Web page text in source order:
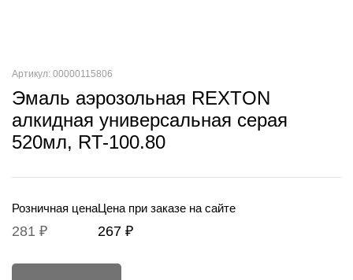
Артикул: 00000115806
Эмаль аэрозольная REXTON
алкидная универсальная серая
520мл, RT-100.80
Розничная цена
281 ₽
Цена при заказе на сайте
267 ₽